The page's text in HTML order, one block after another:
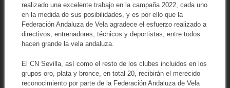
realizado una excelente trabajo en la campaña 2022, cada uno
en la medida de sus posibilidades, y es por ello que la
Federación Andaluza de Vela agradece el esfuerzo realizado a
directivos, entrenadores, técnicos y deportistas, entre todos
hacen grande la vela andaluza.
El CN Sevilla, así como el resto de los clubes incluidos en los
grupos oro, plata y bronce, en total 20, recibirán el merecido
reconocimiento por parte de la Federación Andaluza de Vela